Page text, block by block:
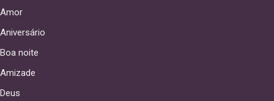
Amor
Aniversário
Boa noite
Amizade
Deus